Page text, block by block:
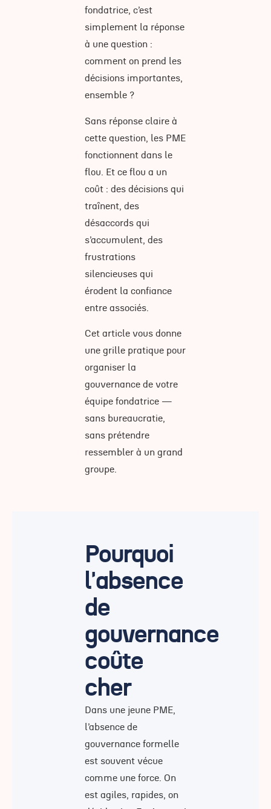
fondatrice, c’est
simplement la réponse
à une question :
comment on prend les
décisions importantes,
ensemble ?
Sans réponse claire à
cette question, les PME
fonctionnent dans le
flou. Et ce flou a un
coût : des décisions qui
traînent, des
désaccords qui
s’accumulent, des
frustrations
silencieuses qui
érodent la confiance
entre associés.
Cet article vous donne
une grille pratique pour
organiser la
gouvernance de votre
équipe fondatrice —
sans bureaucratie,
sans prétendre
ressembler à un grand
groupe.
Pourquoi
l'absence
de
gouvernance
coûte
cher
Dans une jeune PME,
l’absence de
gouvernance formelle
est souvent vécue
comme une force. On
est agiles, rapides, on